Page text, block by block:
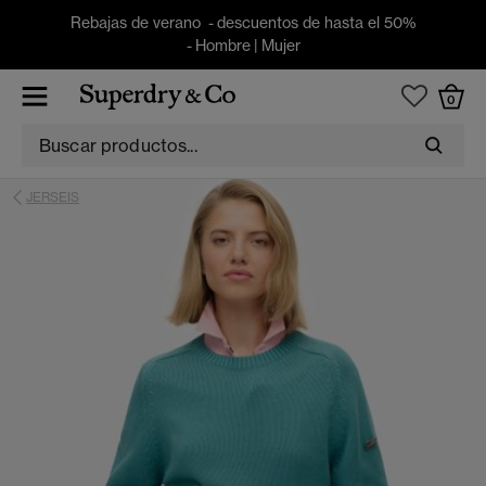
Rebajas de verano - descuentos de hasta el 50%
- Hombre| Mujer
0
JERSEIS